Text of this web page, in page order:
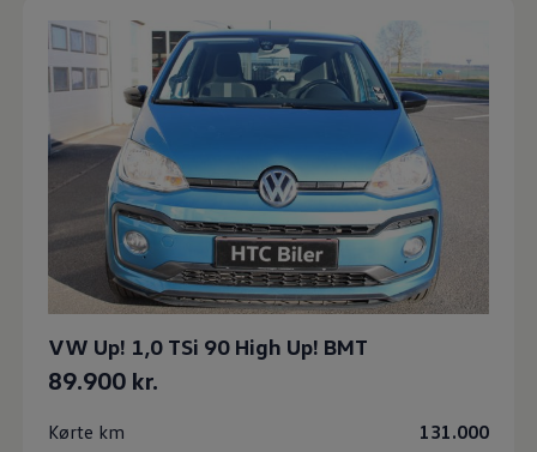
VW Up! 1,0 TSi 90 High Up! BMT
89.900 kr.
131.000
Kørte km